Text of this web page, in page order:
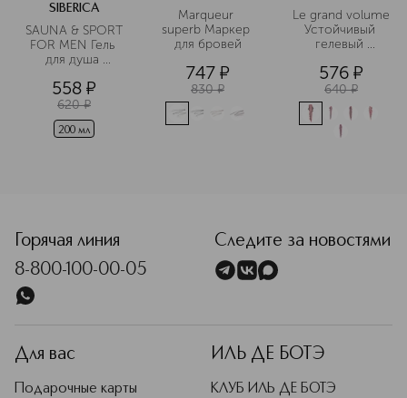
SIBERICA
SAUNA & SPORT
FOR MEN Гель
для душа
свежесть
558 ¤
620 ¤
200 мл
Marqueur
superb Маркер
для бровей
747 ¤
830 ¤
Le grand volume
Устойчивый
гелевый
губ
576 ¤
640 ¤
Горячая линия
8-800-100-00-05
Следите за новостями
Для вас
Подарочные карты
ИЛЬ ДЕ БОТЭ
КЛУБ ИЛЬ ДЕ БОТЭ